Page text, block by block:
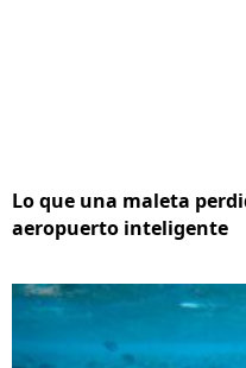
Lo que una maleta
aeropuerto inteligente